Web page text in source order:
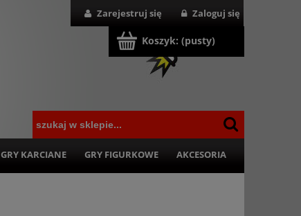
Zarejestruj się Zaloguj się
Koszyk: (pusty)
GRY KARCIANE GRY FIGURKOWE AKCESORIA